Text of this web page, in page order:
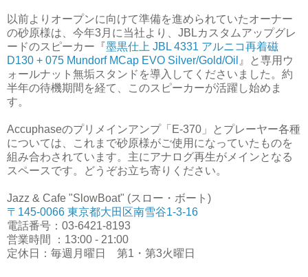
以前よりオープンに向けて準備を進められていたオーナー
の砂原様は、今年3月に当社より、JBLカスタムアップグレ
ードのスピーカー『墨黒仕上 JBL 4331 アルニコ再着磁
D130 + 075 Mundorf MCap EVO Silver/Gold/Oil 』と専用ウ
ォールナット無垢スタンドを導入してくださいました。約
半年の待機期間を経て、このスピーカーが活躍し始めま
す。
Accuphaseのプリメインアンプ「E-370」とプレーヤー各種
については、これまで砂原様がご使用になっていたものを
組み合わされています。主にアナログ再生がメインとなる
スペースです。どうぞお立ち寄りください。
Jazz & Cafe "SlowBoat" (スロー・ボート)
〒145-0066 東京都大田区南雪谷1-3-16
電話番号：03-6421-8193
営業時間 ：13:00 - 21:00
定休日：毎週月曜日 第1・第3火曜日